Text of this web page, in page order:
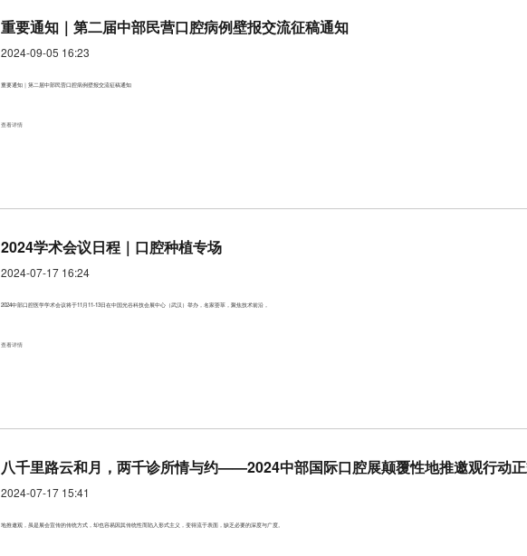
重要通知｜第二届中部民营口腔病例壁报交流征稿通知
2024-09-05 16:23
重要通知｜第二届中部民营口腔病例壁报交流征稿通知
查看详情
2024学术会议日程｜口腔种植专场
2024-07-17 16:24
2024中部口腔医学学术会议将于11月11-13日在中国光谷科技会展中心（武汉）举办，名家荟萃，聚焦技术前沿，
查看详情
八千里路云和月，两千诊所情与约——2024中部国际口腔展颠覆性地推邀观行动
2024-07-17 15:41
地推邀观，虽是展会宣传的传统方式，却也容易因其传统性而陷入形式主义，变得流于表面，缺乏必要的深度与广度。